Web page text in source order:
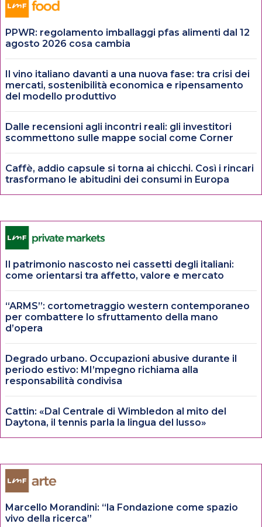
PPWR: regolamento imballaggi pfas alimenti dal 12
agosto 2026 cosa cambia
Il vino italiano davanti a una nuova fase: tra crisi dei
mercati, sostenibilità economica e ripensamento
del modello produttivo
Dalle recensioni agli incontri reali: gli investitori
scommettono sulle mappe social come Corner
Caffè, addio capsule si torna ai chicchi. Così i rincari
trasformano le abitudini dei consumi in Europa
Il patrimonio nascosto nei cassetti degli italiani:
come orientarsi tra affetto, valore e mercato
“ARMS”: cortometraggio western contemporaneo
per combattere lo sfruttamento della mano
d’opera
Degrado urbano. Occupazioni abusive durante il
periodo estivo: MI’mpegno richiama alla
responsabilità condivisa
Cattin: «Dal Centrale di Wimbledon al mito del
Daytona, il tennis parla la lingua del lusso»
Marcello Morandini: “la Fondazione come spazio
vivo della ricerca”